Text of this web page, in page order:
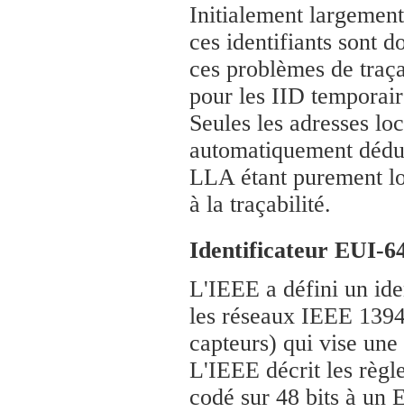
Initialement
ces identifiants sont
ces problèmes de
pour les IID
Seules les adresses
automatiquement
LLA étant purement
à la traçabilité.
Identificateur EUI-
L'IEEE a défini un
les réseaux IEEE
capteurs) qui vise
L'IEEE décrit les
codé sur 48 bits à un